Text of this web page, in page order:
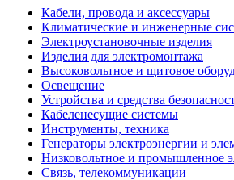
Кабели, провода и аксессуары
Климатические и инженерные
Электроустановочные изделия
Изделия для электромонтажа
Высоковольтное и щитовое
Освещение
Устройства и средства
Кабеленесущие системы
Инструменты, техника
Генераторы электроэнергии и
Низковольтное и промышленное
Связь, телекоммуникации